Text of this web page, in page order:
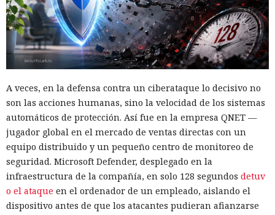
A veces, en la defensa contra un ciberataque lo decisivo no
son las acciones humanas, sino la velocidad de los sistemas
automáticos de protección. Así fue en la empresa QNET —
jugador global en el mercado de ventas directas con un
equipo distribuido y un pequeño centro de monitoreo de
seguridad. Microsoft Defender, desplegado en la
infraestructura de la compañía, en solo 128 segundos detuv
o el ataque en el ordenador de un empleado, aislando el
dispositivo antes de que los atacantes pudieran afianzarse